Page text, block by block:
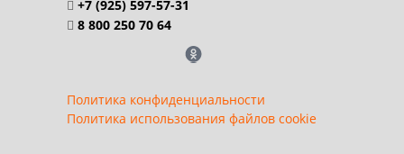
+7 (925) 597-57-31
8 800 250 70 64
Политика конфиденциальности
Политика использования файлов cookie